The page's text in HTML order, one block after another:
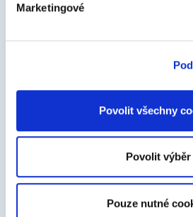
Marketingové
Povolit všechny
Povolit výběr
Pouze nutné
Každé ne
barvu